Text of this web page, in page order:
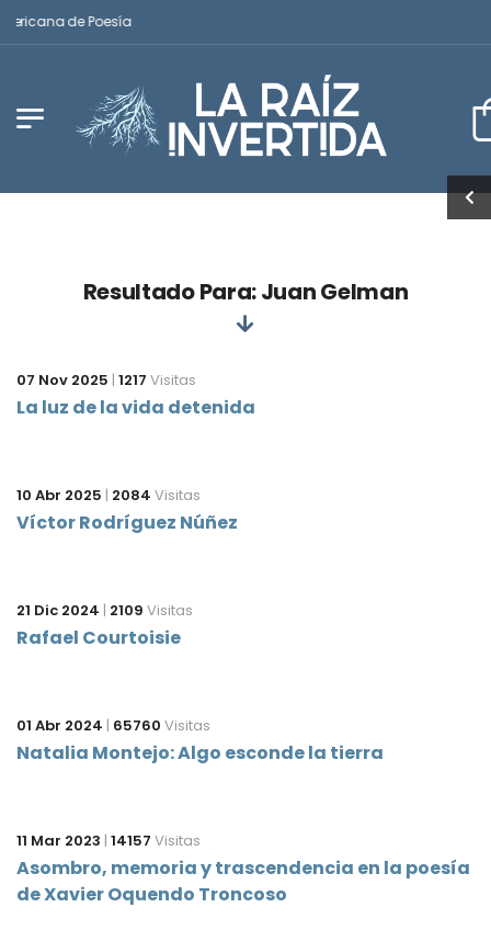
de Poesía
Resultado Para: Juan Gelman
07 Nov 2025 | 1217 Visitas
La luz de la vida detenida
10 Abr 2025 | 2084 Visitas
Víctor Rodríguez Núñez
21 Dic 2024 | 2109 Visitas
Rafael Courtoisie
01 Abr 2024 | 65760 Visitas
Natalia Montejo: Algo esconde la tierra
11 Mar 2023 | 14157 Visitas
Asombro, memoria y trascendencia en la poesía
de Xavier Oquendo Troncoso